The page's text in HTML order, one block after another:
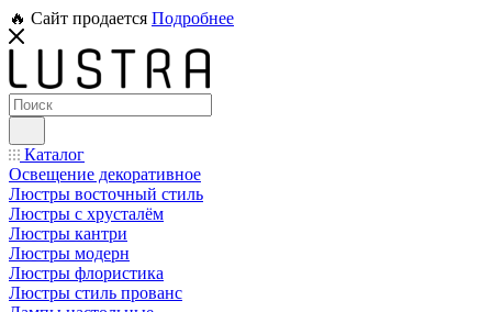
🔥 Сайт продается Подробнее
Каталог
Освещение декоративное
Люстры восточный стиль
Люстры с хрусталём
Люстры кантри
Люстры модерн
Люстры флористика
Люстры стиль прованс